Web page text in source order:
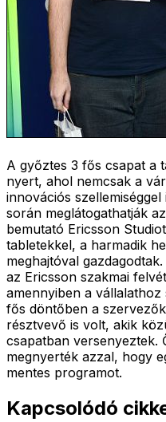
A győztes 3 fős csapat a
nyert, ahol nemcsak a
innovációs
során meglátogathatják
bemutató Ericsson
tabletekkel, a harmadik
meghajtóval
az Ericsson szakmai
amennyiben a
fős döntőben a
résztvevő is volt, akik
csapatban versenyeztek.
megnyerték azzal, hogy
mentes programot.
Kapcsolódó